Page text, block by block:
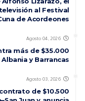
al Festival
de Acordeones.
Agosto 04, 2026
más de $35.000
y Barrancas
Agosto 03, 2026
de $10.500